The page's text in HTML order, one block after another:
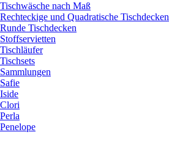
Tischwäsche nach Maß
Rechteckige und Quadratische Tischdecken
Runde Tischdecken
Stoffservietten
Tischläufer
Tischsets
Sammlungen
Safie
Iside
Clori
Perla
Penelope